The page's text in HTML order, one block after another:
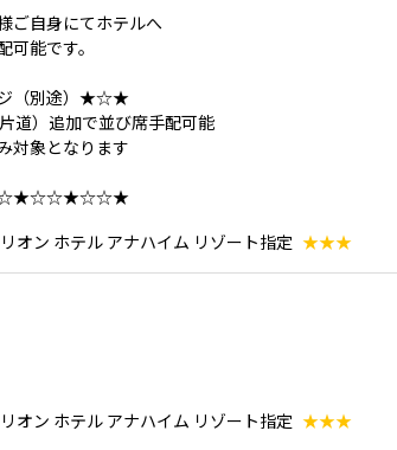
ご自身にてホテルへ
能です。
（別途）★☆★
道）追加で並び席手配可能
対象となります
オン ホテル アナハイム リゾート指定 ★★★
オン ホテル アナハイム リゾート指定 ★★★